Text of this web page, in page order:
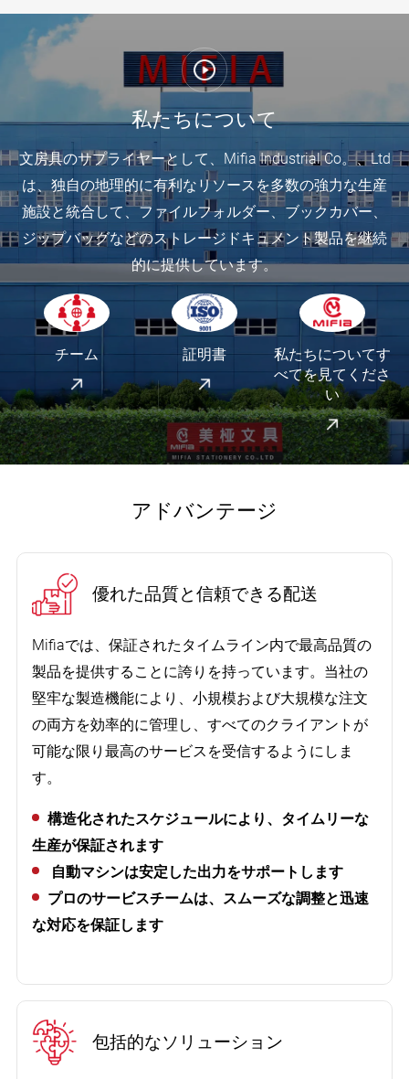
発見し、時間内にそれを解決するのを助けました。
カスタマーレビュー
品質は非常に良かったので、顧客はそれらを売
顧客は私たちの品質を非常に楽しんでおり、売
り上げは非常にうまくいっていました。
カスタマーレビュー
顧客は私たちの製品と私たちのチームが働いて
いるのが好きです。
顧客は、私たちの効率的なチームと協力できる
カスタマーレビュー
顧客は私たちの完璧な製品と平和になっていま
顧客は、私たちの良いサービスと品質のために
カスタマーレビュー
ミフィアはプロの会社であり、彼が中国から扱
った最高の1つです。
Mifiaのサービスは常に時間内に。
私たちについて
文房具のサプライヤーとして、Mifia Industrial Co。、Ltd
は、独自の地理的に有利なリソースを多数の強力な生産
施設と統合して、ファイルフォルダー、ブックカバー、
ジップバッグなどのストレージドキュメント製品を継続
的に提供しています。
チーム 証明書
私たちについてす
べてを見てくださ
い
アドバンテージ
優れた品質と信頼できる配送
Mifiaでは、保証されたタイムライン内で最高品質の
製品を提供することに誇りを持っています。当社の
堅牢な製造機能により、小規模および大規模な注文
の両方を効率的に管理し、すべてのクライアントが
可能な限り最高のサービスを受信するようにしま
す。
構造化されたスケジュールにより、タイムリーな
生産が保証されます
自動マシンは安定した出力をサポートします
プロのサービスチームは、スムーズな調整と迅速
な対応を保証します
包括的なソリューション